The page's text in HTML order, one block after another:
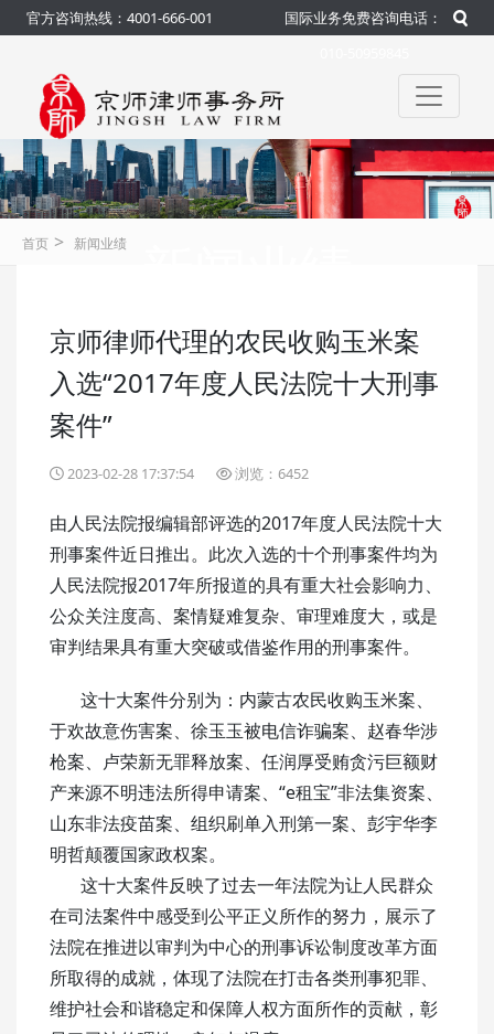
官方咨询热线：4001-666-001
国际业务免费咨询电话：
官方 咨询热线：4001-666-001
首页 > 新闻业绩
京师律师代理的农民收购玉米案
入选“2017年度人民法院十大刑事
案件”
2023-02-28 17:37:54 浏览：6452
由人民法院报编辑部评选的2017年度人民法院十大
刑事案件近日推出。此次入选的十个刑事案件均为
人民法院报2017年所报道的具有重大社会影响力、
公众关注度高、案情疑难复杂、审理难度大，或是
审判结果具有重大突破或借鉴作用的刑事案件。
这十大案件分别为：内蒙古农民收购玉米案、
于欢故意伤害案、徐玉玉被电信诈骗案、赵春华涉
枪案、卢荣新无罪释放案、任润厚受贿贪污巨额财
产来源不明违法所得申请案、“e租宝”非法集资案、
山东非法疫苗案、组织刷单入刑第一案、彭宇华李
明哲颠覆国家政权案。
这十大案件反映了过去一年法院为让人民群众
在司法案件中感受到公平正义所作的努力，展示了
法院在推进以审判为中心的刑事诉讼制度改革方面
所取得的成就，体现了法院在打击各类刑事犯罪、
维护社会和谐稳定和保障人权方面所作的贡献，彰